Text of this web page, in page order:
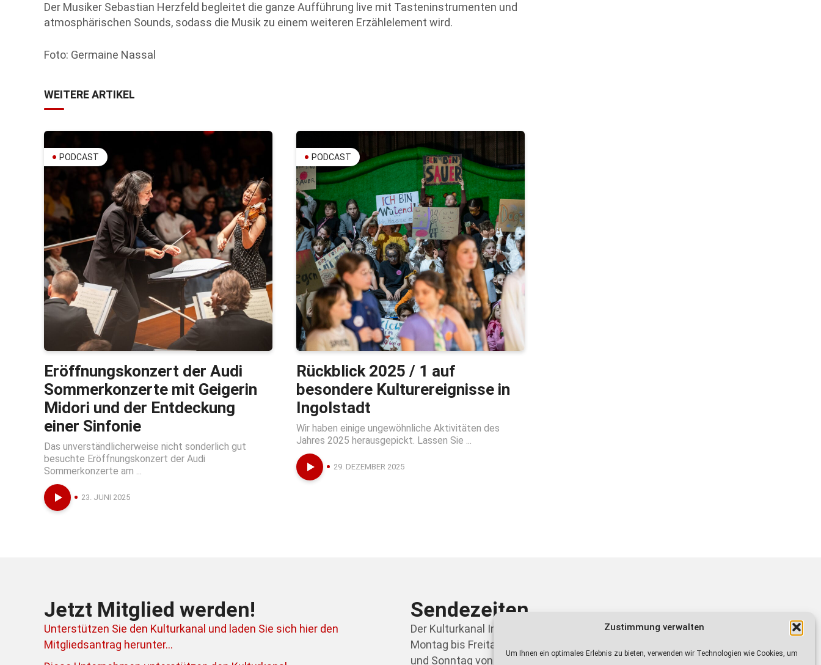
Zustimmung verwalten
Um Ihnen ein optimales Erlebnis zu bieten, verwenden wir Technologien wie Cookies, um
Der Musiker Sebastian Herzfeld begleitet die ganze Aufführung live mit Tasteninstrumenten und
atmosphärischen Sounds, sodass die Musik zu einem weiteren Erzählelement wird.
Foto: Germaine Nassal
WEITERE ARTIKEL
PODCAST
Eröffnungskonzert der Audi
Sommerkonzerte mit Geigerin
Midori und der Entdeckung
einer Sinfonie
Das unverständlicherweise nicht sonderlich gut
besuchte Eröffnungskonzert der Audi
Sommerkonzerte am ...
23. JUNI 2025
PODCAST
Rückblick 2025 / 1 auf
besondere Kulturereignisse in
Ingolstadt
Wir haben einige ungewöhnliche Aktivitäten des
Jahres 2025 herausgepickt. Lassen Sie ...
29. DEZEMBER 2025
Jetzt Mitglied werden!
Unterstützen Sie den Kulturkanal und laden Sie sich hier den
Mitgliedsantrag herunter...
Sendezeiten
Der Kulturkanal Ingolstadt sendet auf den Frequenzen von Radio IN
Montag bis Freitag von 21.00 bis 21.15 Uhr
und Sonntag von 09.00 bis 09.30 Uhr.